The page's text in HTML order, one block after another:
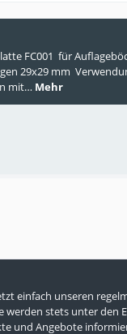
FC001 für
29x29 mm
mit… Mehr
einfach unseren
werden stets unter den
und Angebote